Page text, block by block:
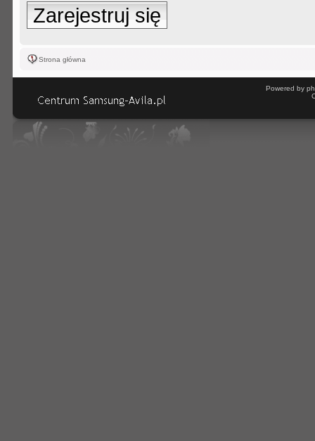
Zarejestruj się
Strona główna
Powered by